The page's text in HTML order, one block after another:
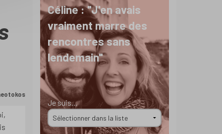
Céline : "J'en avais
vraiment marre des
rencontres sans
lendemain"
Je suis...